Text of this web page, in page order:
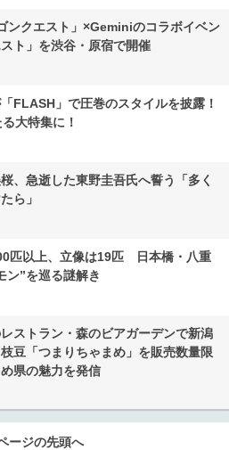
ンクエスト」×Geminiのコラボイベン
ト」を渋谷・原宿で開催
FLASH」で圧巻のスタイルを披露！
大特集に！
、急逝した東野圭吾氏へ誓う「多く
ら」
匹以上、立像は19匹 日本橋・八重
ン”を巡る謎解き
ストラン・森のビアガーデンで新潟
豆「つまりちゃまめ」を販売数量限
県の魅力を発信
ージの先頭へ